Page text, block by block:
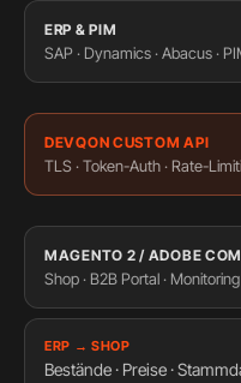
ERP & PIM
SAP · Dynamics · Abacus ·
DEVQON CUSTOM API
TLS · Token-Auth · Rate-
MAGENTO 2 / ADOBE
Shop · B2B Portal · Monitoring
ERP → SHOP
Bestände · Preise ·